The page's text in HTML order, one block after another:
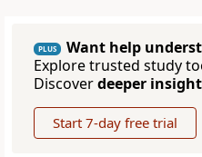
PLUS
Want help
Explore trusted study
Discoverdeeper insight
Start 7-day free trial